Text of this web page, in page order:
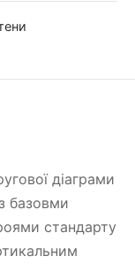
діаграми
базовми
стандарту